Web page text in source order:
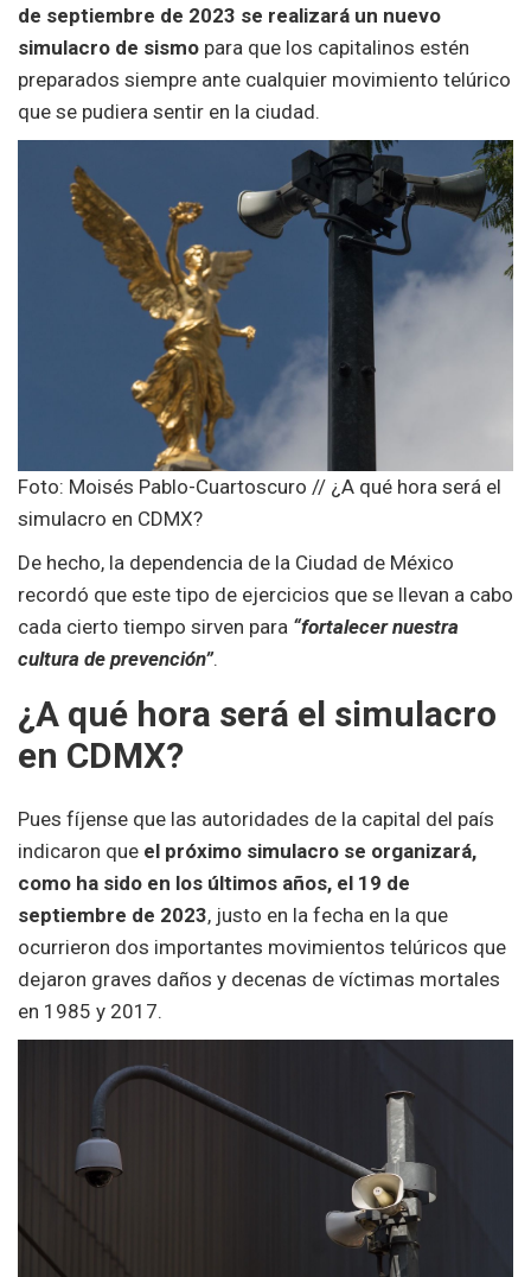
de septiembre de 2023 se realizará un nuevo
simulacro de sismo para que los capitalinos estén
preparados siempre ante cualquier movimiento telúrico
que se pudiera sentir en la ciudad.
Foto: Moisés Pablo-Cuartoscuro // ¿A qué hora será el
simulacro en CDMX?
De hecho, la dependencia de la Ciudad de México
recordó que este tipo de ejercicios que se llevan a cabo
cada cierto tiempo sirven para “fortalecer nuestra
cultura de prevención”.
¿A qué hora será el simulacro
en CDMX?
Pues fíjense que las autoridades de la capital del país
indicaron que el próximo simulacro se organizará,
como ha sido en los últimos años, el 19 de
septiembre de 2023, justo en la fecha en la que
ocurrieron dos importantes movimientos telúricos que
dejaron graves daños y decenas de víctimas mortales
en 1985 y 2017.